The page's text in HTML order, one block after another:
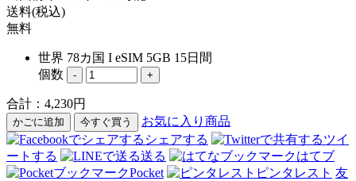
送料(税込)
無料
世界 78カ国 I eSIM 5GB 15日間
個数
- +
合計： 4,230円
かごに追加 今すぐ買う
お気に入り商品
シェアする
ツイ
ートする
送る
はてブ
Pocket
ピンタレスト 友